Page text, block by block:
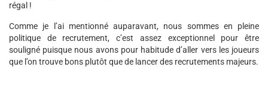
régal !
Comme je l’ai mentionné auparavant, nous sommes en pleine
politique de recrutement, c’est assez exceptionnel pour être
souligné puisque nous avons pour habitude d’aller vers les joueurs
que l’on trouve bons plutôt que de lancer des recrutements majeurs.